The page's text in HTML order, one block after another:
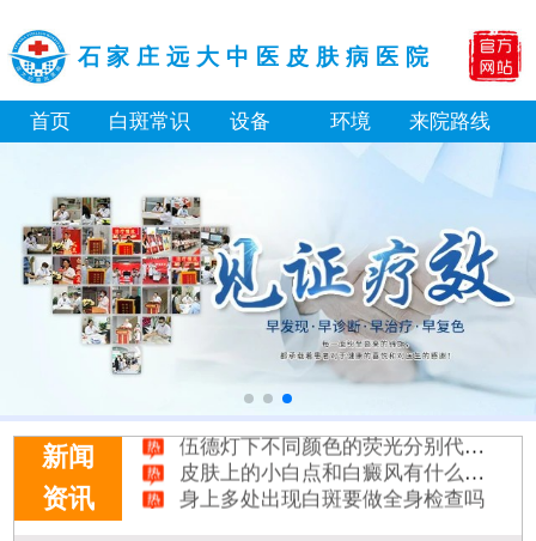
石家庄远大中医皮肤病医院
首页 白斑常识 设备 环境 来院路线
新闻
资讯
白癜风最初征兆什么样图片
初期白癜风和普通的色素减退斑怎么区分
伍德灯下不同颜色的荧光分别代表什么病
皮肤上的小白点和白癜风有什么区别
身上多处出现白斑要做全身检查吗
淘宝购买的伍德灯检查白斑准确吗